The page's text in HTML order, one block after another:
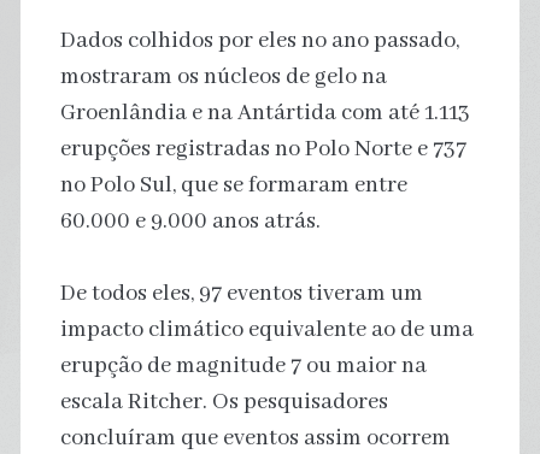
Dados colhidos por eles no ano passado,
mostraram os núcleos de gelo na
Groenlândia e na Antártida com até 1.113
erupções registradas no Polo Norte e 737
no Polo Sul, que se formaram entre
60.000 e 9.000 anos atrás.
De todos eles, 97 eventos tiveram um
impacto climático equivalente ao de uma
erupção de magnitude 7 ou maior na
escala Ritcher. Os pesquisadores
concluíram que eventos assim ocorrem